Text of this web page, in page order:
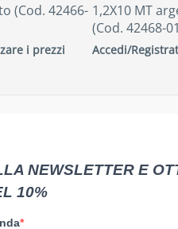
(Cod. 42466-
i prezzi
1,2X10 MT
(Cod. 42468-
Accedi/